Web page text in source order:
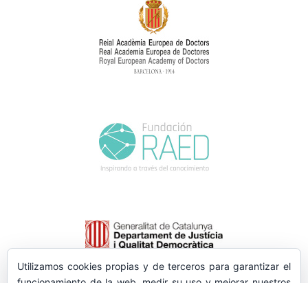
Utilizamos cookies propias y de terceros para garantizar el